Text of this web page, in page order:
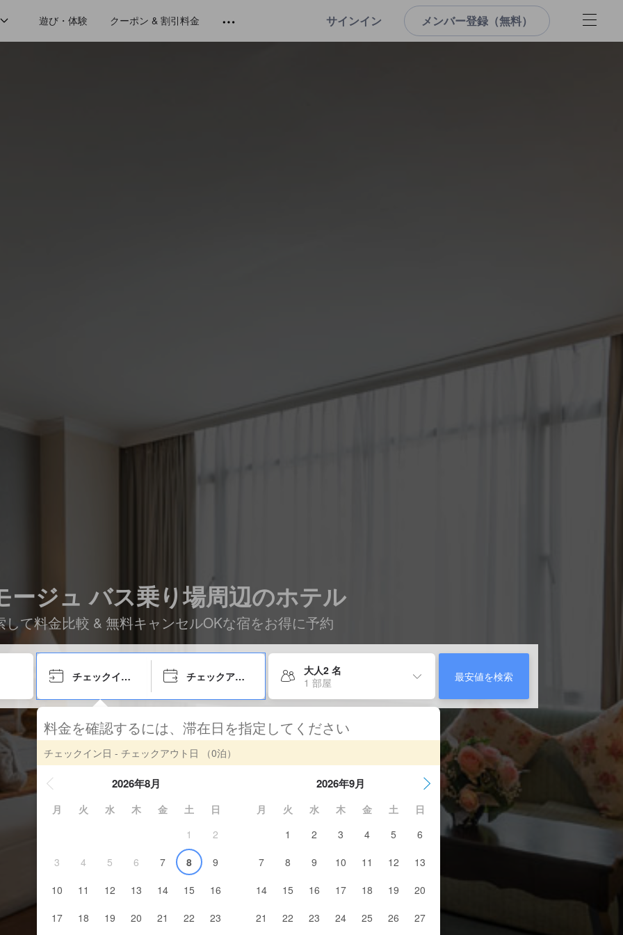
遊び・体験 クーポン & 割引料金 サインイン メンバー登録（無料）
ージュ バス乗り場周辺のホテル
して料金比較 & 無料キャンセルOKな宿をお得に予約
チェックイン日 チェックアウト日
大人2 名
1 部屋
最安値を検索
料金を確認するには、滞在日を指定してください
チェックイン日 - チェックアウト日 （0泊）
2026年8月
月 火 水 木 金 土
日
1
2
3
4 5 6 7 8
9
10
11 12 13 14 15
16
17
18 19 20 21 22 23
2026年9月
月 火 水 木 金 土
日
1
2 3 4 5
6
7
8 9 10 11 12
13
14
15 16 17 18 19
20
21
22 23 24 25 26 27